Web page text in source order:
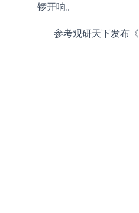
锣开响。
参考观研天下发布《